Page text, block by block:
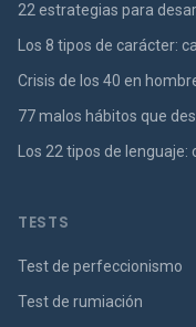
22 estrategias para
Los 8 tipos de carácter:
Crisis de los 40 en
77 malos hábitos que
Los 22 tipos de
TESTS
Test de perfeccionismo
Test de rumiación